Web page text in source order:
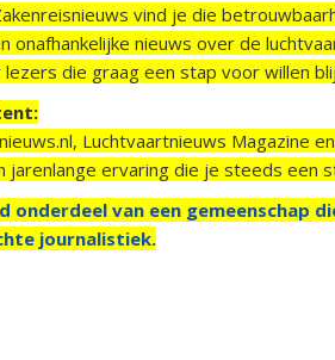
vind je die
onafhankelijke nieuws over de
die graag een stap voor willen
Luchtvaartnieuws Magazine
ervaring die je steeds een
onderdeel van een gemeenschap
journalistiek.